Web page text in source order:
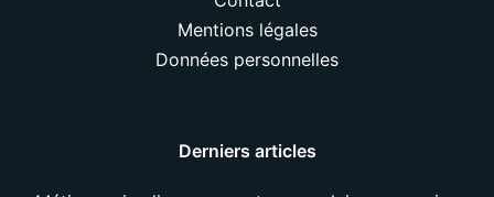
Mentions légales
Données personnelles
Derniers articles